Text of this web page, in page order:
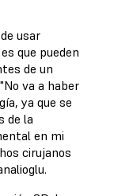
usar
que pueden
de un
va a haber
ya que se
de la
en mi
cirujanos